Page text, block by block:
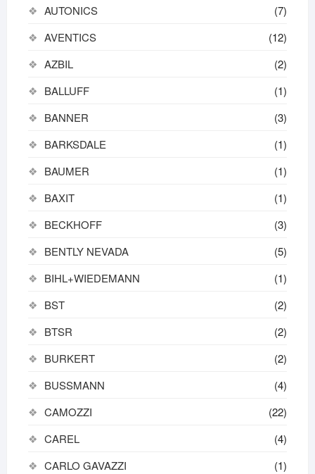
AUTONICS
(7)
AVENTICS
(12)
AZBIL
(2)
BALLUFF
(1)
BANNER
(3)
BARKSDALE
(1)
BAUMER
(1)
BAXIT
(1)
BECKHOFF
(3)
BENTLY NEVADA
(5)
BIHL+WIEDEMANN
(1)
BST
(2)
BTSR
(2)
BURKERT
(2)
BUSSMANN
(4)
CAMOZZI
(22)
CAREL
(4)
CARLO GAVAZZI
(1)